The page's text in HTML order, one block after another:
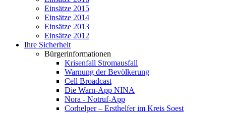
Einsätze 2015
Einsätze 2014
Einsätze 2013
Einsätze 2012
Ihre Sicherheit
Bürgerinformationen
Krisenfall Stromausfall
Warnung der Bevölkerung
Cell Broadcast
Die Warn-App NINA
Nora - Notruf-App
Corhelper – Ersthelfer im Kreis Soest